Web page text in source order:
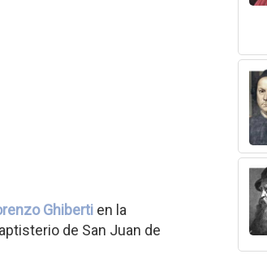
Ghiberti en la
de San Juan de